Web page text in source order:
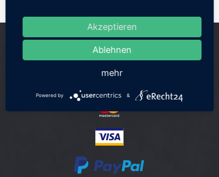
Akzeptieren
Ablehnen
mehr
Powered by &